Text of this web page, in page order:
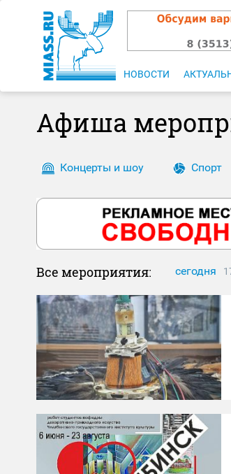
НОВОСТИ
Афиша
Концерты и шоу Спорт
Все мероприятия: сегодня